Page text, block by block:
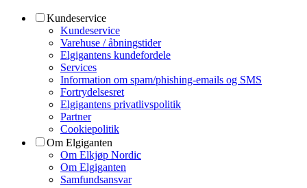
Kundeservice
Kundeservice
Varehuse / åbningstider
Elgigantens kundefordele
Services
Information om spam/phishing-emails og SMS
Fortrydelsesret
Elgigantens privatlivspolitik
Partner
Cookiepolitik
Om Elgiganten
Om Elkjøp Nordic
Om Elgiganten
Samfundsansvar